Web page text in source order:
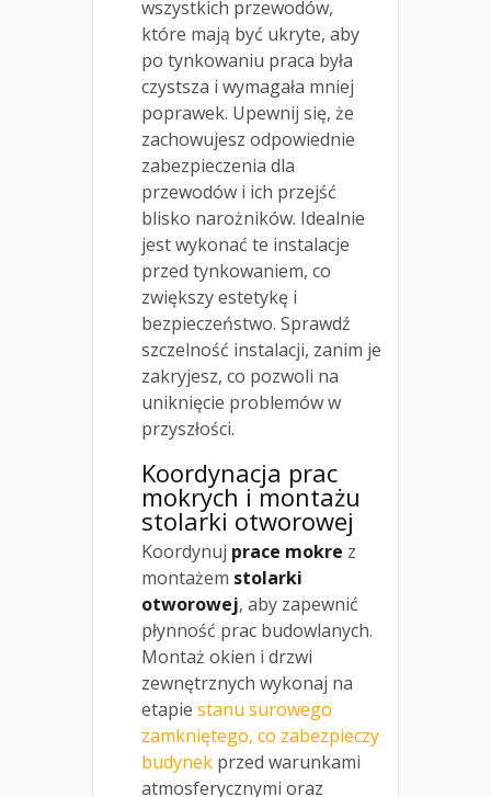
wszystkich przewodów,
które mają być ukryte, aby
po tynkowaniu praca była
czystsza i wymagała mniej
poprawek. Upewnij się, że
zachowujesz odpowiednie
zabezpieczenia dla
przewodów i ich przejść
blisko narożników. Idealnie
jest wykonać te instalacje
przed tynkowaniem, co
zwiększy estetykę i
bezpieczeństwo. Sprawdź
szczelność instalacji, zanim je
zakryjesz, co pozwoli na
uniknięcie problemów w
przyszłości.
Koordynacja prac
mokrych i montażu
stolarki otworowej
Koordynuj prace mokre z
montażem stolarki
otworowej, aby zapewnić
płynność prac budowlanych.
Montaż okien i drzwi
zewnętrznych wykonaj na
etapie stanu surowego
zamkniętego, co zabezpieczy
budynek przed warunkami
atmosferycznymi oraz